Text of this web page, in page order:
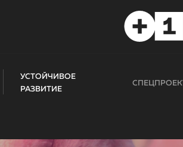
УСТОЙЧИВОЕ
РАЗВИТИЕ